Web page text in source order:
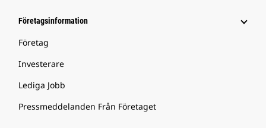
Företagsinformation
Företag
Investerare
Lediga Jobb
Pressmeddelanden Från Företaget